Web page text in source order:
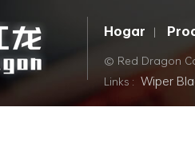
Hogar |
© Red Dragon
Links : Wiper